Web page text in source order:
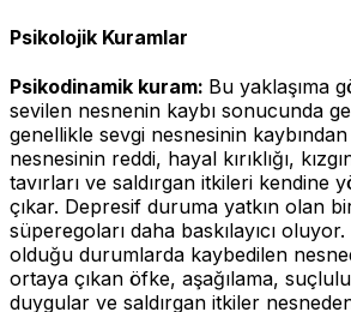
Psikolojik Kuramlar
Psikodinamik kuram: Bu yaklaşıma
sevilen nesnenin kaybı sonucunda
genellikle sevgi nesnesinin
nesnesinin reddi, hayal kırıklığı,
tavırları ve saldırgan itkileri kendine
çıkar. Depresif duruma yatkın olan
süperegoları daha baskılayıcı
olduğu durumlarda kaybedilen
ortaya çıkan öfke, aşağılama,
duygular ve saldırgan itkiler